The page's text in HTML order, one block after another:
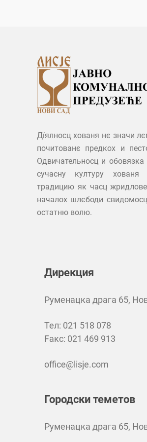
Дїялносц хованя нє значи
почитованє предкох и
Одвичательносц и
сучасну културу
традицию як часц
началох шлєбоди
остатню волю.
Дирекция
Руменацка драга 65,
Teл: 021 518 078
Faкс: 021 469 913
office@lisje.com
Городски теметов
Руменацка драга 65,